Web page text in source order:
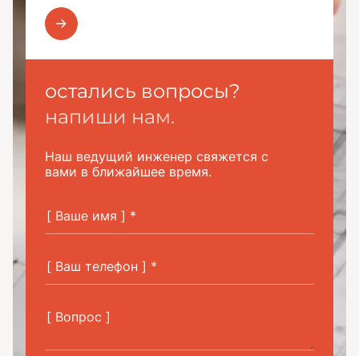
остались вопросы?
напиши нам.
Наш ведущий инженер свяжется с
вами в ближайшее время.